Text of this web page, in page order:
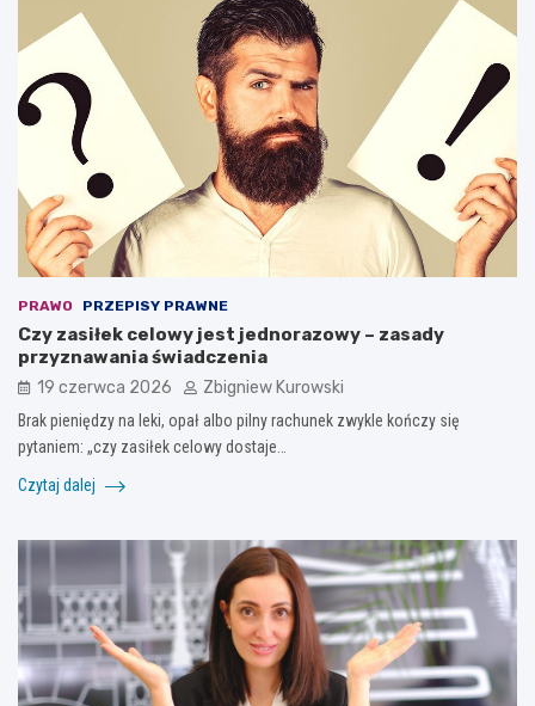
PRAWO PRZEPISY PRAWNE
Czy zasiłek celowy jest jednorazowy – zasady
przyznawania świadczenia
19 czerwca 2026 Zbigniew Kurowski
Brak pieniędzy na leki, opał albo pilny rachunek zwykle kończy się
pytaniem: „czy zasiłek celowy dostaje…
Czytaj dalej